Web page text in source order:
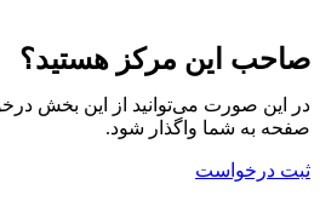
صاحب این مرکز هستید؟
در این صورت می‌توانید از این بخش
صفحه به شما واگذار شود.
ثبت درخواست